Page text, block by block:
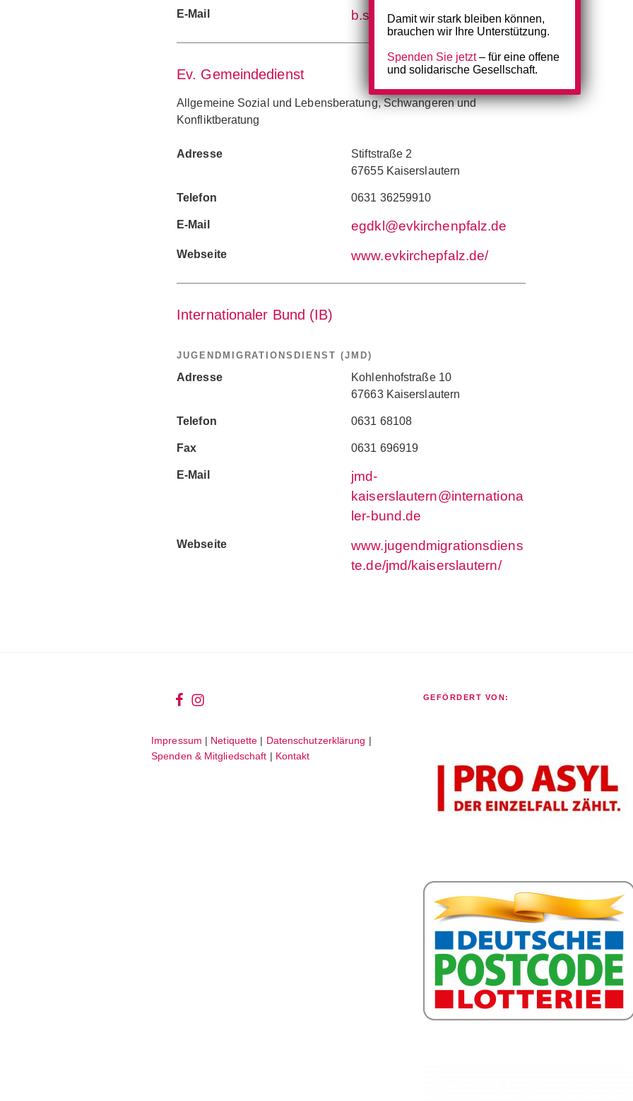
E-Mail b.steinmann@kv-kls.drk.de
Ev. Gemeindedienst
Allgemeine Sozial und Lebensberatung, Schwangeren und
Konfliktberatung
Adresse
Stiftstraße 2
67655 Kaiserslautern
Telefon 0631 36259910
E-Mail egdkl@evkirchenpfalz.de
Webseite www.evkirchepfalz.de/
Internationaler Bund (IB)
JUGENDMIGRATIONSDIENST (JMD)
Adresse
Kohlenhofstraße 10
67663 Kaiserslautern
Telefon 0631 68108
Fax 0631 696919
E-Mail
jmd-
kaiserslautern@internationa
ler-bund.de
Webseite
www.jugendmigrationsdiens
te.de/jmd/kaiserslautern/
wir
facebook
wir
instagram
Impressum | Netiquette | Datenschutzerklärung |
Spenden & Mitgliedschaft | Kontakt
GEFÖRDERT VON:
Damit wir stark bleiben können,
brauchen wir Ihre Unterstützung.
Spenden Sie jetzt– für eine offene
und solidarische Gesellschaft.